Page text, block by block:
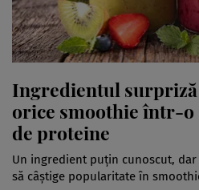
Ingredientul
orice smoothie într-o
de proteine
Un ingredient puțin cunoscut,
să câștige popularitate în